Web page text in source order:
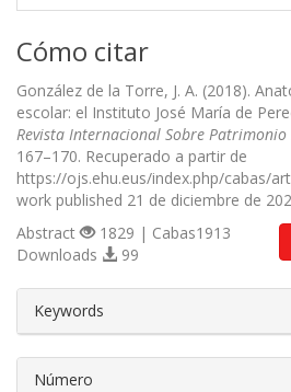
Cómo citar
González de la Torre, J. A. (2018).
escolar: el Instituto José María de
Revista Internacional Sobre
167–170. Recuperado a partir de
https://ojs.ehu.eus/index.php/cabas/
work published 21 de diciembre de
Abstract
1829 | Cabas1913
Downloads
99
Keywords
Número